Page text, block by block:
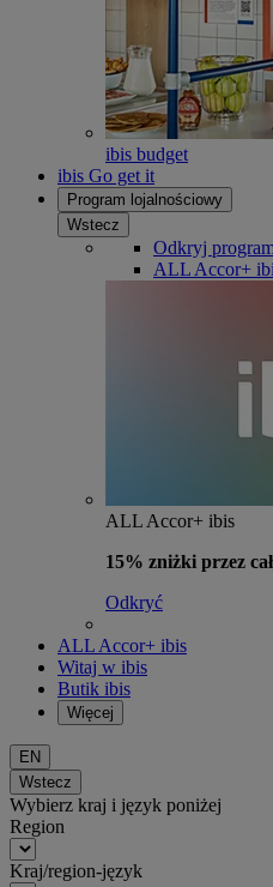
ibis budget
ibis Go get it
Program lojalnościowy
Wstecz
Odkryj
ALL Accor+
ALL Accor+ ibis
15% zniżki przez
Odkryć
ALL Accor+ ibis
Witaj w ibis
Butik ibis
Więcej
EN
Wstecz
Wybierz kraj i język poniżej
Region
Kraj/region-język